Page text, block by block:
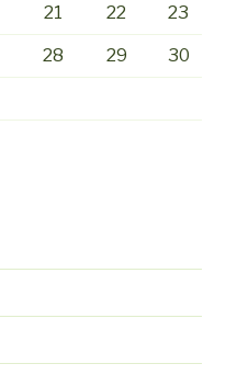
21 22 23
28 29 30